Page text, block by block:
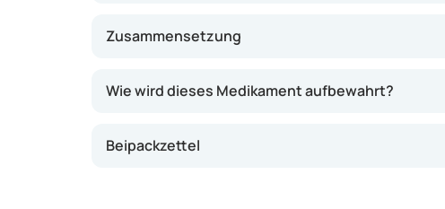
Zusammensetzung
Wie wird dieses Medikament aufbewahrt?
Beipackzettel